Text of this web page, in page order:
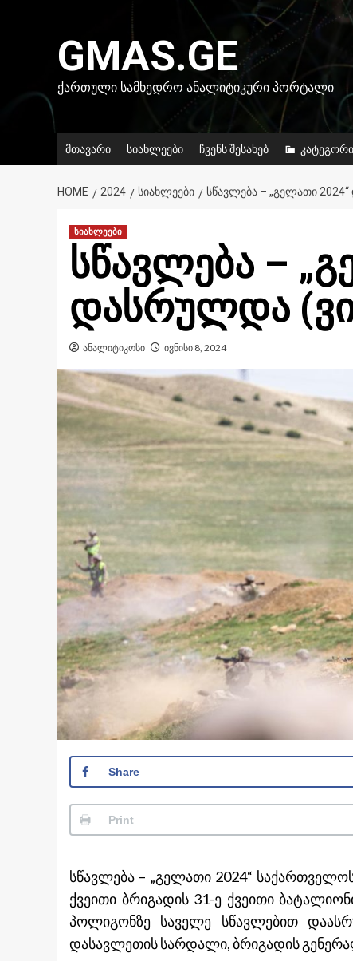
GMAS.GE
ᲥᲐᲠᲗᲣᲚᲘ ᲡᲐᲛᲮᲔᲓᲠᲝ ᲐᲜᲐᲚᲘᲢᲘᲙᲣᲠᲘ ᲞᲝᲠᲢᲐᲚᲘ
მთავარი სიახლეები ჩვენს შესახებ
HOME 2024 ᲡᲘᲐᲮᲚᲔᲔᲑᲘ ᲡᲬᲐᲕᲚᲔᲑᲐ – „ᲒᲔᲚᲐᲗᲘ
სიახლეები
სწავლება –
დასრულდა
ანალიტიკოსი ივნისი 8, 2024
Share
Print
სწავლება – „გელათი 2024“
ქვეითი ბრიგადის 31-ე ქვეითი
პოლიგონზე საველე სწავლებით
დასავლეთის სარდალი, ბრიგადის